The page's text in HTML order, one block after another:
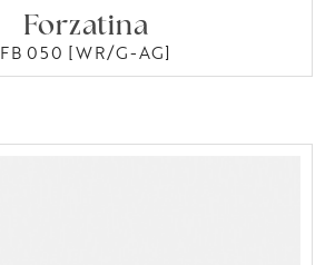
Forzatina
FB 050 [WR/G-AG]